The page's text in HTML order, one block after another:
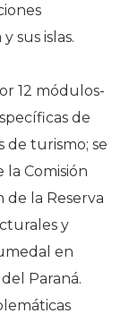
sus islas.
12 módulos-
de
de turismo; se
la Comisión
la Reserva
y
en
Paraná.